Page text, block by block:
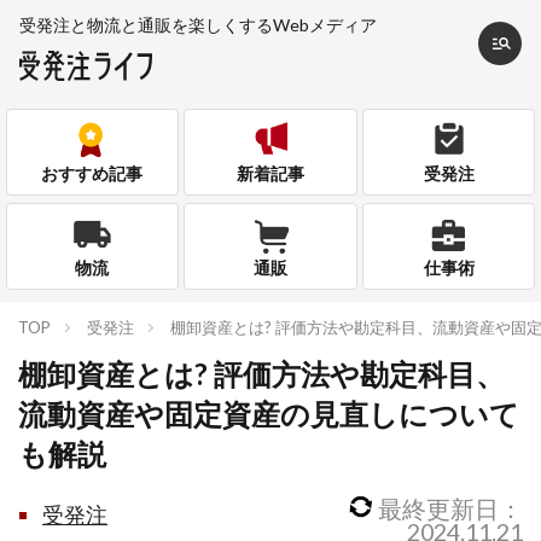
受発注と物流と通販を楽しくするWebメディア
おすすめ記事 新着記事 受発注
物流 通販 仕事術
TOP 受発注 棚卸資産とは? 評価方法や勘定科目、流動資産や固
棚卸資産とは? 評価方法や勘定科目、
流動資産や固定資産の見直しについて
も解説
受発注 最終更新日：
2024.11.21